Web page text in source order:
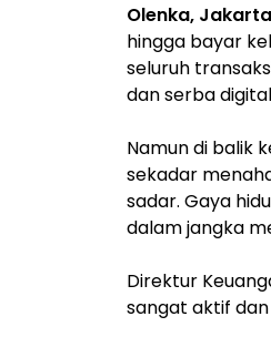
Olenka,
hingga bayar
seluruh
dan serba
Namun di balik
sekadar
sadar. Gaya
dalam jangka
Direktur
sangat aktif